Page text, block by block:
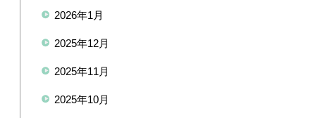
2026年1月
2025年12月
2025年11月
2025年10月